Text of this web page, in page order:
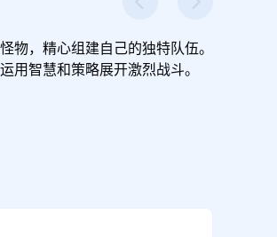
，精心组建自己的独特队伍。
智慧和策略展开激烈战斗。